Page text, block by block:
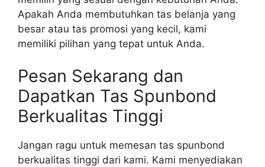
Apakah Anda membutuhkan tas belanja yang
besar atau tas promosi yang kecil, kami
memiliki pilihan yang tepat untuk Anda.
Pesan Sekarang dan
Dapatkan Tas Spunbond
Berkualitas Tinggi
Jangan ragu untuk memesan tas spunbond
berkualitas tinggi dari kami. Kami menyediakan